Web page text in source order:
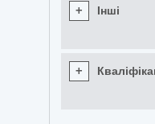
+ Інші
+